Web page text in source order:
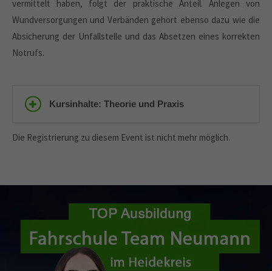
vermittelt haben, folgt der praktische Anteil. Anlegen von
Wundversorgungen und Verbänden gehört ebenso dazu wie die
Absicherung der Unfallstelle und das Absetzen eines korrekten
Notrufs.
Kursinhalte: Theorie und Praxis
Die Registrierung zu diesem Event ist nicht mehr möglich.